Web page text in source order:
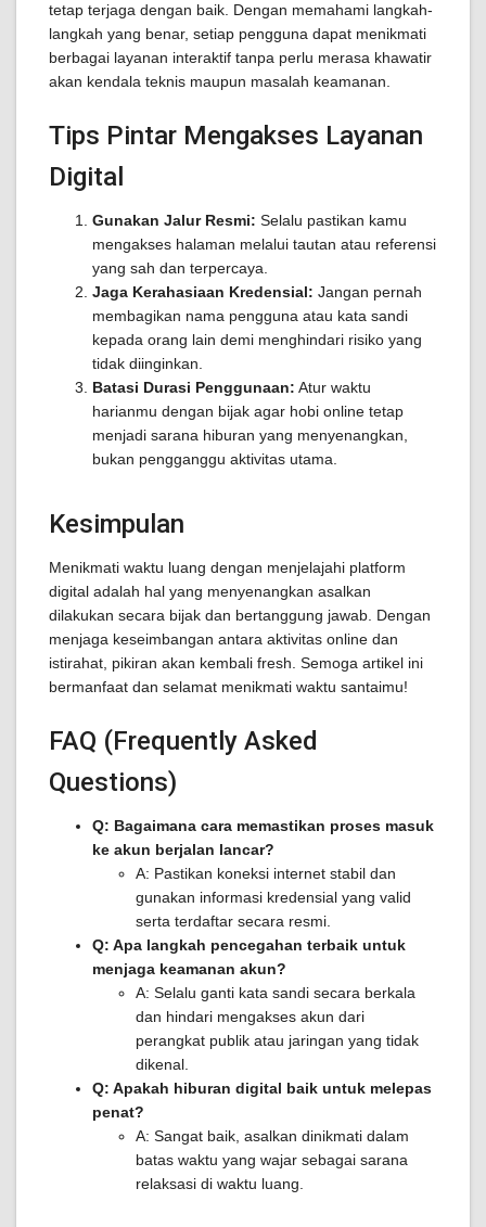
tetap terjaga dengan baik. Dengan memahami langkah-
langkah yang benar, setiap pengguna dapat menikmati
berbagai layanan interaktif tanpa perlu merasa khawatir
akan kendala teknis maupun masalah keamanan.
Tips Pintar Mengakses Layanan
Digital
Gunakan Jalur Resmi: Selalu pastikan kamu
mengakses halaman melalui tautan atau referensi
yang sah dan terpercaya.
Jaga Kerahasiaan Kredensial: Jangan pernah
membagikan nama pengguna atau kata sandi
kepada orang lain demi menghindari risiko yang
tidak diinginkan.
Batasi Durasi Penggunaan: Atur waktu
harianmu dengan bijak agar hobi online tetap
menjadi sarana hiburan yang menyenangkan,
bukan pengganggu aktivitas utama.
Kesimpulan
Menikmati waktu luang dengan menjelajahi platform
digital adalah hal yang menyenangkan asalkan
dilakukan secara bijak dan bertanggung jawab. Dengan
menjaga keseimbangan antara aktivitas online dan
istirahat, pikiran akan kembali fresh. Semoga artikel ini
bermanfaat dan selamat menikmati waktu santaimu!
FAQ (Frequently Asked
Questions)
Q: Bagaimana cara memastikan proses masuk
ke akun berjalan lancar?
A: Pastikan koneksi internet stabil dan
gunakan informasi kredensial yang valid
serta terdaftar secara resmi.
Q: Apa langkah pencegahan terbaik untuk
menjaga keamanan akun?
A: Selalu ganti kata sandi secara berkala
dan hindari mengakses akun dari
perangkat publik atau jaringan yang tidak
dikenal.
Q: Apakah hiburan digital baik untuk melepas
penat?
A: Sangat baik, asalkan dinikmati dalam
batas waktu yang wajar sebagai sarana
relaksasi di waktu luang.